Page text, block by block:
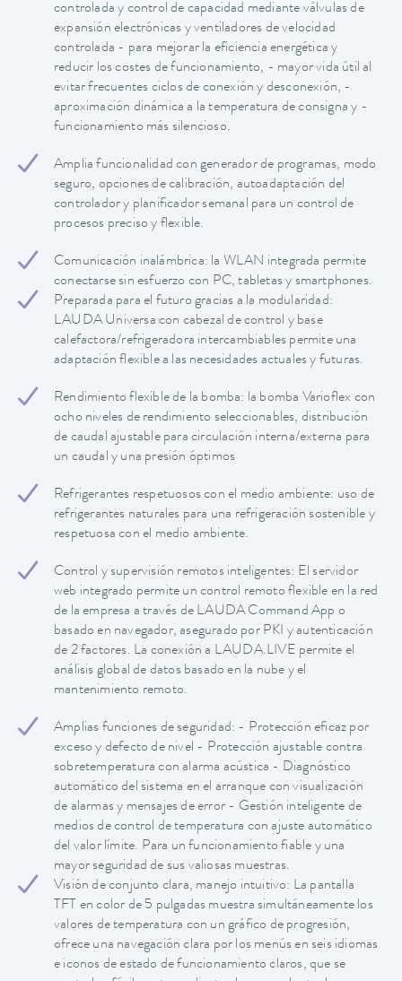
controlada y control de capacidad mediante válvulas de
expansión electrónicas y ventiladores de velocidad
controlada - para mejorar la eficiencia energética y
reducir los costes de funcionamiento, - mayor vida útil al
evitar frecuentes ciclos de conexión y desconexión, -
aproximación dinámica a la temperatura de consigna y -
funcionamiento más silencioso.
Amplia funcionalidad con generador de programas, modo
seguro, opciones de calibración, autoadaptación del
controlador y planificador semanal para un control de
procesos preciso y flexible.
Comunicación inalámbrica: la WLAN integrada permite
conectarse sin esfuerzo con PC, tabletas y smartphones.
Preparada para el futuro gracias a la modularidad:
LAUDA Universa con cabezal de control y base
calefactora/refrigeradora intercambiables permite una
adaptación flexible a las necesidades actuales y futuras.
Rendimiento flexible de la bomba: la bomba Varioflex con
ocho niveles de rendimiento seleccionables, distribución
de caudal ajustable para circulación interna/externa para
un caudal y una presión óptimos
Refrigerantes respetuosos con el medio ambiente: uso de
refrigerantes naturales para una refrigeración sostenible y
respetuosa con el medio ambiente.
Control y supervisión remotos inteligentes: El servidor
web integrado permite un control remoto flexible en la red
de la empresa a través de LAUDA Command App o
basado en navegador, asegurado por PKI y autenticación
de 2 factores. La conexión a LAUDA.LIVE permite el
análisis global de datos basado en la nube y el
mantenimiento remoto.
Amplias funciones de seguridad: - Protección eficaz por
exceso y defecto de nivel - Protección ajustable contra
sobretemperatura con alarma acústica - Diagnóstico
automático del sistema en el arranque con visualización
de alarmas y mensajes de error - Gestión inteligente de
medios de control de temperatura con ajuste automático
del valor límite. Para un funcionamiento fiable y una
mayor seguridad de sus valiosas muestras.
Visión de conjunto clara, manejo intuitivo: La pantalla
TFT en color de 5 pulgadas muestra simultáneamente los
valores de temperatura con un gráfico de progresión,
ofrece una navegación clara por los menús en seis idiomas
e iconos de estado de funcionamiento claros, que se